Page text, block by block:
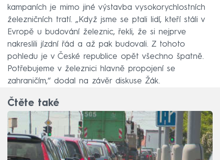
kampaních je mimo jiné výstavba vysokorychlostních
železničních tratí. „Když jsme se ptali lidí, kteří stáli v
Evropě u budování železnic, řekli, že si nejprve
nakreslili jízdní řád a až pak budovali. Z tohoto
pohledu je v České republice opět všechno špatně.
Potřebujeme v železnici hlavně propojení se
zahraničím,“ dodal na závěr diskuse Žák.
Čtěte také